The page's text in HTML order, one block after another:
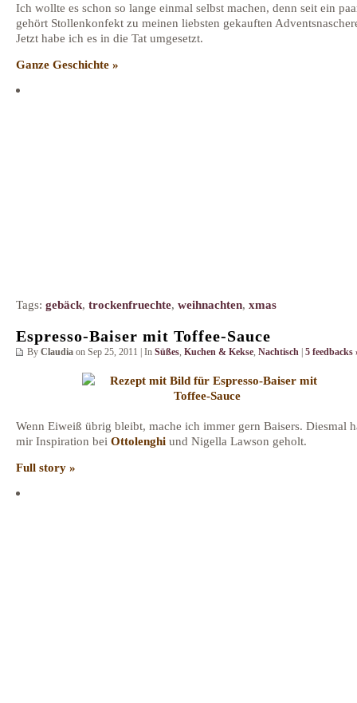
Ich wollte es schon so lange einmal selbst machen, denn seit ein
gehört Stollenkonfekt zu meinen liebsten gekauften
Jetzt habe ich es in die Tat umgesetzt.
Ganze Geschichte »
Tags: gebäck, trockenfruechte, weihnachten, xmas
Espresso-Baiser mit Toffee-Sauce
By Claudia on Sep 25, 2011 | In Süßes, Kuchen & Kekse, Nachtisch 5 feedbacks
Wenn Eiweiß übrig bleibt, mache ich immer gern Baisers. Diesmal
mir Inspiration bei Ottolenghi und Nigella Lawson geholt.
Full story »